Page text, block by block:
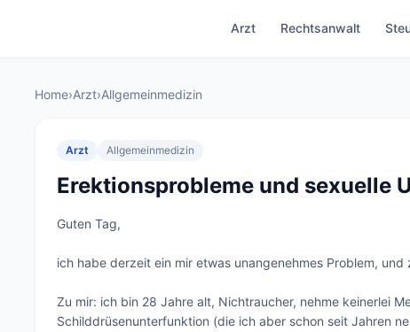
Arzt Rechtsanwalt
Home›Arzt›Allgemeinmedizin
Arzt Allgemeinmedizin
Erektionsprobleme und sexuelle
Guten Tag,
ich habe derzeit ein mir etwas unangenehmes Problem,
Zu mir: ich bin 28 Jahre alt, Nichtraucher, nehme keinerlei
Schilddrüsenunterfunktion (die ich aber schon seit Jahren